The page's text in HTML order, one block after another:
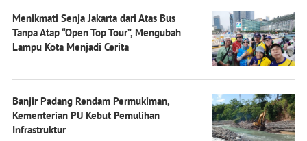
Menikmati Senja Jakarta dari Atas Bus
Tanpa Atap “Open Top Tour”, Mengubah
Lampu Kota Menjadi Cerita
Banjir Padang Rendam Permukiman,
Kementerian PU Kebut Pemulihan
Infrastruktur